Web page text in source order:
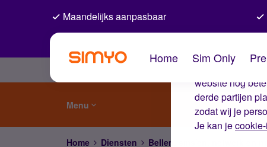
De
Wij gebruiken
website nog
derde partijen
zodat wij je
Je kan je
Maandelijks aanpasbaar
Home Sim Only
Menu
Home Diensten Bellen, sms'en, netwerk en